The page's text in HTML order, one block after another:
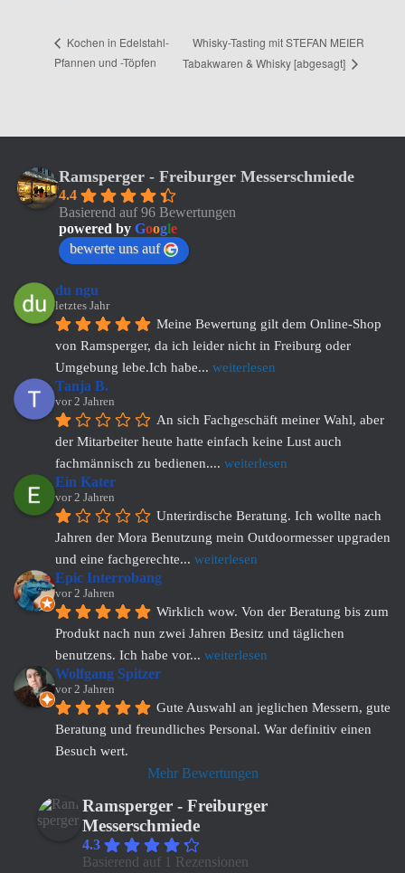
Kochen in Edelstahl-
Pfannen und -Töpfen
Whisky-Tasting mit STEFAN MEIER
Tabakwaren & Whisky [abgesagt]
Ramsperger - Freiburger Messerschmiede
4.4
Basierend auf 96 Bewertungen
powered by Google
bewerte uns auf
du ngu
letztes Jahr
Meine Bewertung gilt dem Online-Shop
von Ramsperger, da ich leider nicht in Freiburg oder
Umgebung lebe.Ich habe... weiterlesen
Tanja B.
vor 2 Jahren
An sich Fachgeschäft meiner Wahl, aber
der Mitarbeiter heute hatte einfach keine Lust auch
fachmännisch zu bedienen.... weiterlesen
Ein Kater
vor 2 Jahren
Unterirdische Beratung. Ich wollte nach
Jahren der Mora Benutzung mein Outdoormesser upgraden
und eine fachgerechte... weiterlesen
Epic Interrobang
vor 2 Jahren
Wirklich wow. Von der Beratung bis zum
Produkt nach nun zwei Jahren Besitz und täglichen
benutzens. Ich habe vor... weiterlesen
Wolfgang Spitzer
vor 2 Jahren
Gute Auswahl an jeglichen Messern, gute
Beratung und freundliches Personal. War definitiv einen
Besuch wert.
Mehr Bewertungen
Ramsperger - Freiburger
Messerschmiede
4.3
Basierend auf 1 Rezensionen